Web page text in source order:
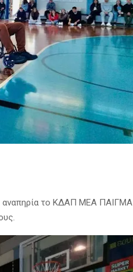
αναπηρία το ΚΔΑΠ ΜΕΑ ΠΑΙΓΜΑ